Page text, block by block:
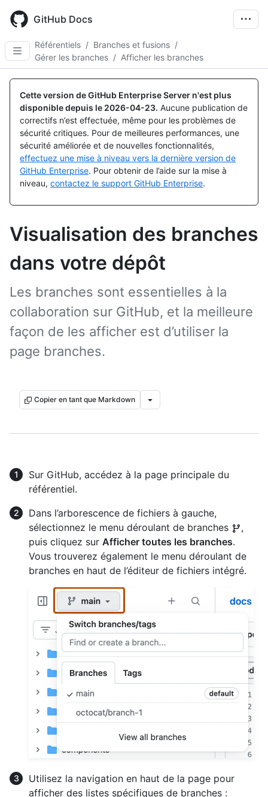
main
content
GitHub Docs
Référentiels / Branches et fusions /
Gérer les branches / Afficher les branches
Cette version de GitHub Enterprise Server n'est plus
disponible depuis le 2026-04-23. Aucune publication de
correctifs n’est effectuée, même pour les problèmes de
sécurité critiques. Pour de meilleures performances, une
sécurité améliorée et de nouvelles fonctionnalités,
effectuez une mise à niveau vers la dernière version de
GitHub Enterprise. Pour obtenir de l’aide sur la mise à
niveau, contactez le support GitHub Enterprise.
Visualisation des branches
dans votre dépôt
Les branches sont essentielles à la
collaboration sur GitHub, et la meilleure
façon de les afficher est d’utiliser la
page branches.
Copier en tant que Markdown
Sur GitHub, accédez à la page principale du
référentiel.
Dans l’arborescence de fichiers à gauche,
sélectionnez le menu déroulant de branches
,
puis cliquez sur Afficher toutes les branches.
Vous trouverez également le menu déroulant de
branches en haut de l’éditeur de fichiers intégré.
Utilisez la navigation en haut de la page pour
afficher des listes spécifiques de branches :